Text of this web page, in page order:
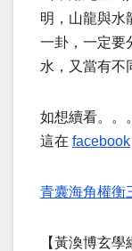
明，山龍與水
一卦，一定要
水，又當有不
如想續看。。
這在 facebook
青囊海角權衡
【黃渙博玄學